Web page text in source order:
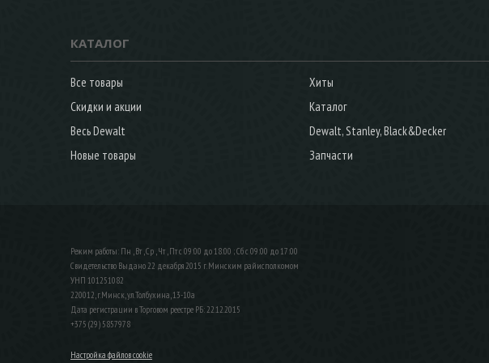
КАТАЛОГ
Все товары
Хиты
Скидки и акции
Каталог
Весь Dewalt
Dewalt, Stanley, Black&Decker
Новые товары
Запчасти
Режим работы: Пн , Вт , Ср , Чт , Пт c 09:00 до 18:00 ; Сб c 09:00 до 17:00
Свидетельство Выдано 22 декабря 2015 г. Минским райисполкомом
УНП 101251082
220012, г.Минск, ул.Толбухина, 13-10а
Дата регистрации в Торговом реестре РБ: 22.12.2015
+375 (29) 5857978
Настройка файлов cookie